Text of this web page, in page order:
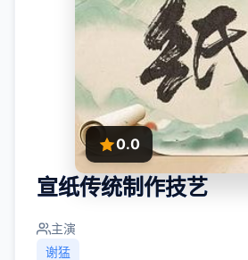
0.0
宣纸传统制作技艺
主演
谢猛